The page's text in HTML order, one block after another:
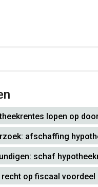
lopen op
afschaffing
schaf
recht op fiscaal